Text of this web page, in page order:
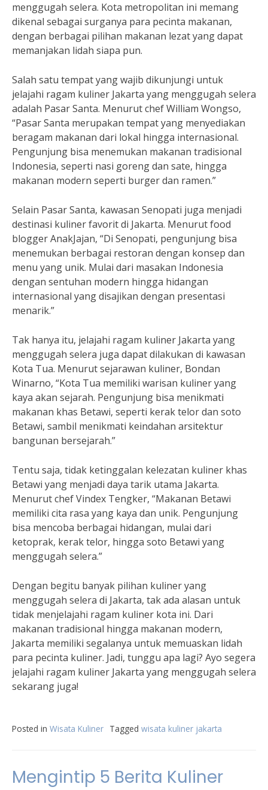
menggugah selera. Kota metropolitan ini memang
dikenal sebagai surganya para pecinta makanan,
dengan berbagai pilihan makanan lezat yang dapat
memanjakan lidah siapa pun.
Salah satu tempat yang wajib dikunjungi untuk
jelajahi ragam kuliner Jakarta yang menggugah selera
adalah Pasar Santa. Menurut chef William Wongso,
“Pasar Santa merupakan tempat yang menyediakan
beragam makanan dari lokal hingga internasional.
Pengunjung bisa menemukan makanan tradisional
Indonesia, seperti nasi goreng dan sate, hingga
makanan modern seperti burger dan ramen.”
Selain Pasar Santa, kawasan Senopati juga menjadi
destinasi kuliner favorit di Jakarta. Menurut food
blogger AnakJajan, “Di Senopati, pengunjung bisa
menemukan berbagai restoran dengan konsep dan
menu yang unik. Mulai dari masakan Indonesia
dengan sentuhan modern hingga hidangan
internasional yang disajikan dengan presentasi
menarik.”
Tak hanya itu, jelajahi ragam kuliner Jakarta yang
menggugah selera juga dapat dilakukan di kawasan
Kota Tua. Menurut sejarawan kuliner, Bondan
Winarno, “Kota Tua memiliki warisan kuliner yang
kaya akan sejarah. Pengunjung bisa menikmati
makanan khas Betawi, seperti kerak telor dan soto
Betawi, sambil menikmati keindahan arsitektur
bangunan bersejarah.”
Tentu saja, tidak ketinggalan kelezatan kuliner khas
Betawi yang menjadi daya tarik utama Jakarta.
Menurut chef Vindex Tengker, “Makanan Betawi
memiliki cita rasa yang kaya dan unik. Pengunjung
bisa mencoba berbagai hidangan, mulai dari
ketoprak, kerak telor, hingga soto Betawi yang
menggugah selera.”
Dengan begitu banyak pilihan kuliner yang
menggugah selera di Jakarta, tak ada alasan untuk
tidak menjelajahi ragam kuliner kota ini. Dari
makanan tradisional hingga makanan modern,
Jakarta memiliki segalanya untuk memuaskan lidah
para pecinta kuliner. Jadi, tunggu apa lagi? Ayo segera
jelajahi ragam kuliner Jakarta yang menggugah selera
sekarang juga!
Posted in Wisata Kuliner Tagged wisata kuliner jakarta
Mengintip 5 Berita Kuliner